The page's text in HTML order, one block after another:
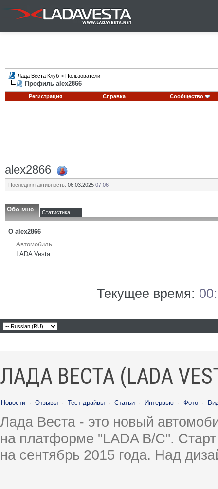
Лада Веста Клуб > Пользователи
Профиль alex2866
Регистрация Справка Сообщество
alex2866
Последняя активность: 06.03.2025 07:06
Обо мне Статистика
О alex2866
Автомобиль
LADA Vesta
Текущее время:
ЛАДА ВЕСТА (LADA
Новости · Отзывы · Тест-драйвы · Статьи · Интервью · Фото ·
Лада Веста - это новый
на платформе "LADA B/C".
на сентябрь 2015 года. Над